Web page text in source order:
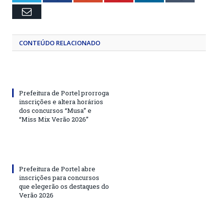
Email
CONTEÚDO RELACIONADO
Prefeitura de Portel prorroga
inscrições e altera horários
dos concursos “Musa” e
“Miss Mix Verão 2026”
Prefeitura de Portel abre
inscrições para concursos
que elegerão os destaques do
Verão 2026